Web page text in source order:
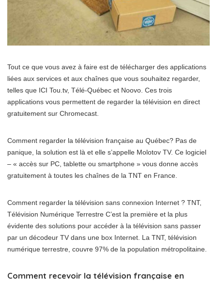
Tout ce que vous avez à faire est de télécharger des applications
liées aux services et aux chaînes que vous souhaitez regarder,
telles que ICI Tou.tv, Télé-Québec et Noovo. Ces trois
applications vous permettent de regarder la télévision en direct
gratuitement sur Chromecast.
Comment regarder la télévision française au Québec? Pas de
panique, la solution est là et elle s’appelle Molotov TV. Ce logiciel
– « accès sur PC, tablette ou smartphone » vous donne accès
gratuitement à toutes les chaînes de la TNT en France.
Comment regarder la télévision sans connexion Internet ? TNT,
Télévision Numérique Terrestre C’est la première et la plus
évidente des solutions pour accéder à la télévision sans passer
par un décodeur TV dans une box Internet. La TNT, télévision
numérique terrestre, couvre 97% de la population métropolitaine.
Comment recevoir la télévision française en